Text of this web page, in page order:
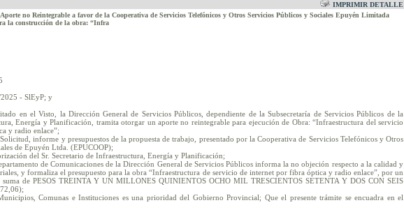
IMPRIMIR DETALLE
no Reintegrable a favor de la Cooperativa de Servicios Telefónicos y Otros Servicios Públicos y Sociales Epuyén Limitada
la construcción de la obra: “Infra
- SlEyP; y
en el Visto, la Dirección General de Servicios Públicos, dependiente de la Subsecretaría de Servicios Públicos de la
Energía y Planificación, tramita otorgar un aporte no reintegrable para ejecución de Obra: “Infraestructura del servicio
y radio enlace”;
informe y presupuestos de la propuesta de trabajo, presentado por la Cooperativa de Servicios Telefónicos y Otros
de Epuyén Ltda. (EPUCOOP);
del Sr. Secretario de Infraestructura, Energía y Planificación;
de Comunicaciones de la Dirección General de Servicios Públicos informa la no objeción respecto a la calidad y
y formaliza el presupuesto para la obra “Infraestructura de servicio de internet por fibra óptica y radio enlace”, por un
suma de PESOS TREINTA Y UN MILLONES QUINIENTOS OCHO MIL TRESCIENTOS SETENTA Y DOS CON SEIS
Comunas e Instituciones es una prioridad del Gobierno Provincial; Que el presente trámite se encuadra en el